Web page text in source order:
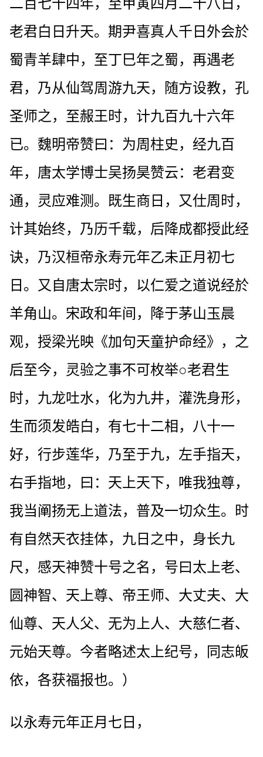
二百七十四年，至甲寅四月二十八日，
老君白日升天。期尹喜真人千日外会於
蜀青羊肆中，至丁巳年之蜀，再遇老
君，乃从仙驾周游九天，随方设教，孔
圣师之，至赧王时，计九百九十六年
已。魏明帝赞曰：为周柱史，经九百
年，唐太学博士吴扬昊赞云：老君变
通，灵应难测。既生商日，又仕周时，
计其始终，乃历千载，后降成都授此经
诀，乃汉桓帝永寿元年乙未正月初七
日。又自唐太宗时，以仁爱之道说经於
羊角山。宋政和年间，降于茅山玉晨
观，授梁光映《加句天童护命经》，之
后至今，灵验之事不可枚举○老君生
时，九龙吐水，化为九井，灌洗身形，
生而须发皓白，有七十二相，八十一
好，行步莲华，乃至于九，左手指天，
右手指地，曰：天上天下，唯我独尊，
我当阐扬无上道法，普及一切众生。时
有自然天衣挂体，九日之中，身长九
尺，感天神赞十号之名，号曰太上老、
圆神智、天上尊、帝王师、大丈夫、大
仙尊、天人父、无为上人、大慈仁者、
元始天尊。今者略述太上纪号，同志皈
依，各获福报也。）
以永寿元年正月七日，